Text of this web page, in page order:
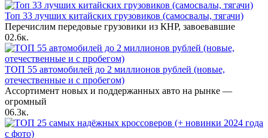
Топ 33 лучших китайских грузовиков (самосвалы, тягачи)
Перечислим передовые грузовики из КНР, завоевавшие
02.6к.
ТОП 55 автомобилей до 2 миллионов рублей (новые,
отечественные и с пробегом)
Ассортимент новых и поддержанных авто на рынке —
огромный
06.3к.